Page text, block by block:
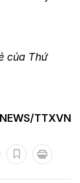
của Thứ
TTXVN